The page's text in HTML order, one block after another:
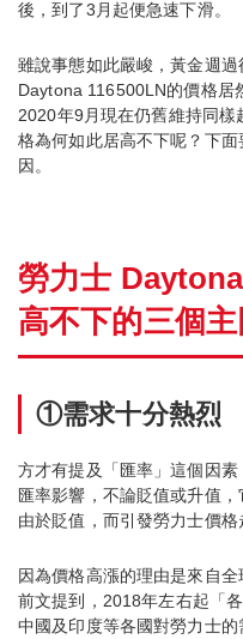
後，到了3月起便急速下滑。
雖說事態如此嚴峻，黃金週過
Daytona 116500LN的價格
2020年9月現在仍舊維持同
格為何如此居高不下呢？下
因。
勞力士
高不下的三個主
①需求十分熱烈
方才有提及「匯率」這個因
匯率影響，不論貶值或升值
由於貶值，而引發勞力士價格
因為價格高漲的理由是來自全
前文提到，2018年左右起「
中國及印度等各國對勞力士